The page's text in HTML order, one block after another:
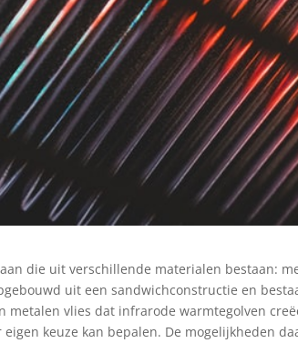
die uit verschillende materialen bestaan:
uit een sandwichconstructie en
metalen vlies dat infrarode warmtegolven
keuze kan bepalen. De mogelijkheden